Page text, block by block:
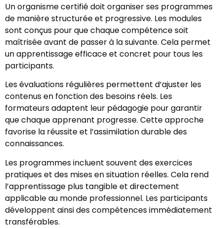
Un organisme certifié doit organiser ses programmes
de manière structurée et progressive. Les modules
sont conçus pour que chaque compétence soit
maîtrisée avant de passer à la suivante. Cela permet
un apprentissage efficace et concret pour tous les
participants.
Les évaluations régulières permettent d’ajuster les
contenus en fonction des besoins réels. Les
formateurs adaptent leur pédagogie pour garantir
que chaque apprenant progresse. Cette approche
favorise la réussite et l’assimilation durable des
connaissances.
Les programmes incluent souvent des exercices
pratiques et des mises en situation réelles. Cela rend
l’apprentissage plus tangible et directement
applicable au monde professionnel. Les participants
développent ainsi des compétences immédiatement
transférables.